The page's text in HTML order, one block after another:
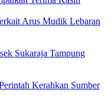
Arus Mudik Lebaran
Sukaraja Tampung
Kerahkan Sumber